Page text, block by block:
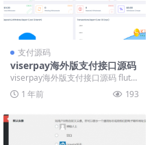
支付源码
viserpay海外版支付接口源码
viserpay海外版支付接口源码 flutte
r代理商户用户前端 larave...
1 年前 193